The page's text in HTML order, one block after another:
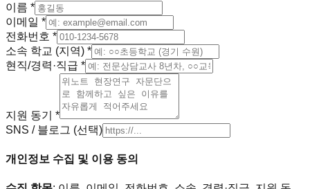
이름 *
이메일 *
전화번호 *
소속 학교 (지역) *
현직/경력·직급 *
지원 동기 *
SNS / 블로그 (선택)
개인정보 수집 및 이용 동의